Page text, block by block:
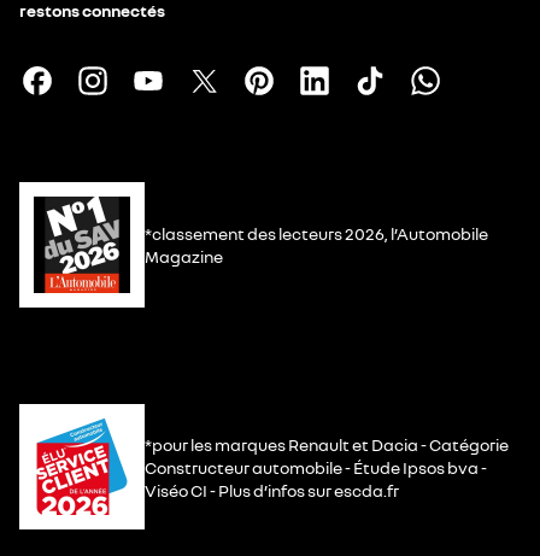
restons connectés
*classement des lecteurs 2026, l’Automobile
Magazine
*pour les marques Renault et Dacia - Catégorie
Constructeur automobile - Étude Ipsos bva -
Viséo CI - Plus d’infos sur escda.fr